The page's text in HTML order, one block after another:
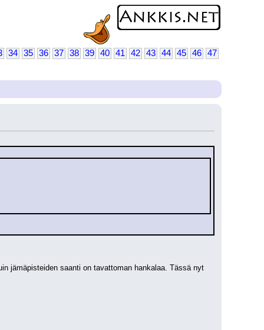
34 35 36 37 38 39 40 41 42 43 44 45 46
47
jämäpisteiden saanti on tavattoman hankalaa. Tässä nyt